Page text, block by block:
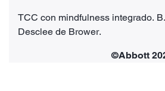
TCC con mindfulness integrado.
Desclee de Brower.
©Abbott